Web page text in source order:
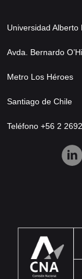
Universidad Alberto
Avda. Bernardo
Metro Los Héroes
Santiago de Chile
Teléfono +56 2